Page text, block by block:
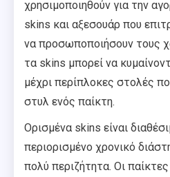
χρησιμοποιηθούν για την
skins και αξεσουάρ που
να προσωποποιήσουν τους
τα skins μπορεί να
μέχρι περίπλοκες στολές
στυλ ενός παίκτη.
Ορισμένα skins είναι
περιορισμένο χρονικό
πολύ περιζήτητα. Οι